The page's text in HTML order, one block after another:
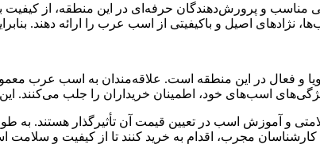
مناسب و پرورش‌دهندگان حرفه‌ای در این منطقه، از کیفیت
اصیل و باکیفیتی از اسب عرب را ارائه دهند.
پویا و فعال در این منطقه است. علاقه‌مندان به اسب عرب
اسب‌های خود، اطمینان خریداران را جلب می‌کنند.
و آموزش اسب در تعیین قیمت آن تأثیرگذار هستند.
کارشناسان مجرب، اقدام به خرید کنند تا از کیفیت و